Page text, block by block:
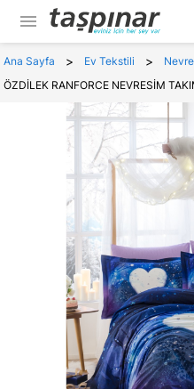
menu
Ana Sayfa > Ev Tekstili >
ÖZDİLEK RANFORCE NEVRESİM